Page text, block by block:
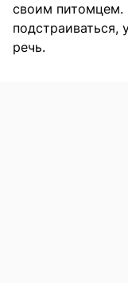
своим питомцем.
подстраиваться,
речь.